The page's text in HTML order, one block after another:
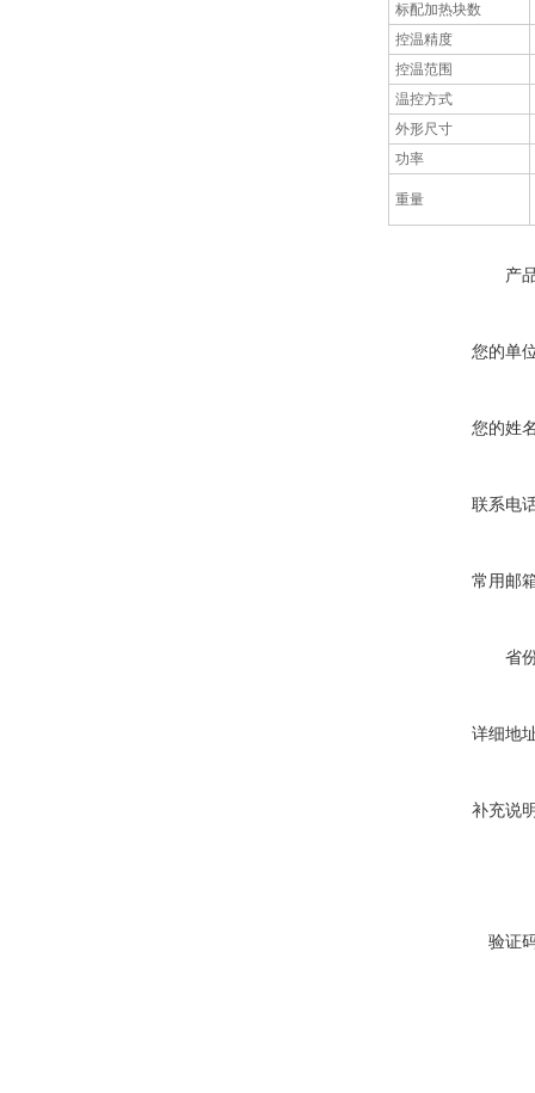
标配加热块数
控温精度
控温范围
温控方式
外形尺寸
功率
重量
产
您的单
您的姓
联系电
常用邮
省
详细地
补充说
验证